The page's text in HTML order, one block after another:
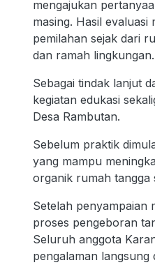
mengajukan
masing. Hasil
pemilahan sejak dari
dan ramah lingkungan.
Sebagai tindak lanjut
kegiatan edukasi
Desa Rambutan.
Sebelum praktik
yang mampu
organik rumah tangga
Setelah penyampaian
proses pengeboran
Seluruh anggota
pengalaman